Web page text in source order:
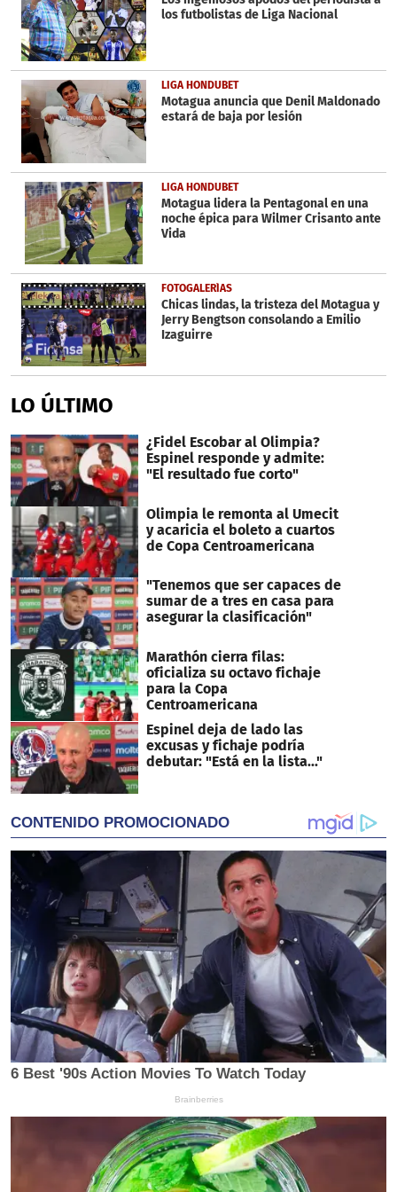
los futbolistas de Liga Nacional
LIGA HONDUBET
Motagua anuncia que Denil Maldonado
estará de baja por lesión
LIGA HONDUBET
Motagua lidera la Pentagonal en una
noche épica para Wilmer Crisanto ante
Vida
FOTOGALERÍAS
Chicas lindas, la tristeza del Motagua y
Jerry Bengtson consolando a Emilio
Izaguirre
LO ÚLTIMO
¿Fidel Escobar al Olimpia?
Espinel responde y admite:
"El resultado fue corto"
Olimpia le remonta al Umecit
y acaricia el boleto a cuartos
de Copa Centroamericana
"Tenemos que ser capaces de
sumar de a tres en casa para
asegurar la clasificación"
Marathón cierra filas:
oficializa su octavo fichaje
para la Copa
Centroamericana
Espinel deja de lado las
excusas y fichaje podría
debutar: "Está en la lista..."